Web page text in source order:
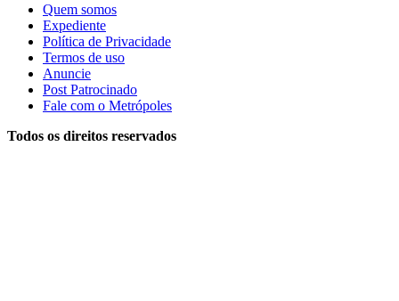
Quem somos
Expediente
Política de Privacidade
Termos de uso
Anuncie
Post Patrocinado
Fale com o Metrópoles
Todos os direitos reservados